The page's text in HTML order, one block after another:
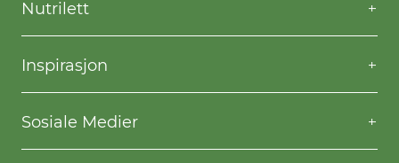
Nutrilett
Kontakt oss
Spørsmål og svar
Frakt og levering
Kjøpsbetingelser
Inspirasjon
Willpower
Oppskrifter
Gå ned i vekt
Sosiale Medier
Facebook